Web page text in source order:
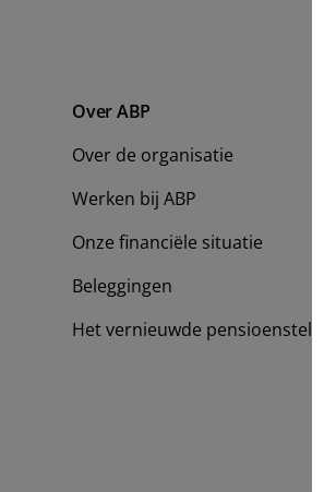
Over ABP
Over de organisatie
Werken bij ABP
Onze financiële situatie
Beleggingen
Het vernieuwde pensioenstelsel